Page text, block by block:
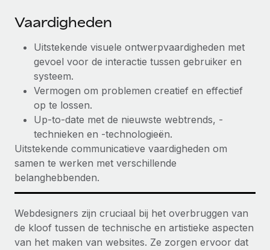
Vaardigheden
Uitstekende visuele ontwerpvaardigheden met
gevoel voor de interactie tussen gebruiker en
systeem.
Vermogen om problemen creatief en effectief
op te lossen.
Up-to-date met de nieuwste webtrends, -
technieken en -technologieën.
Uitstekende communicatieve vaardigheden om
samen te werken met verschillende
belanghebbenden.
Webdesigners zijn cruciaal bij het overbruggen van
de kloof tussen de technische en artistieke aspecten
van het maken van websites. Ze zorgen ervoor dat